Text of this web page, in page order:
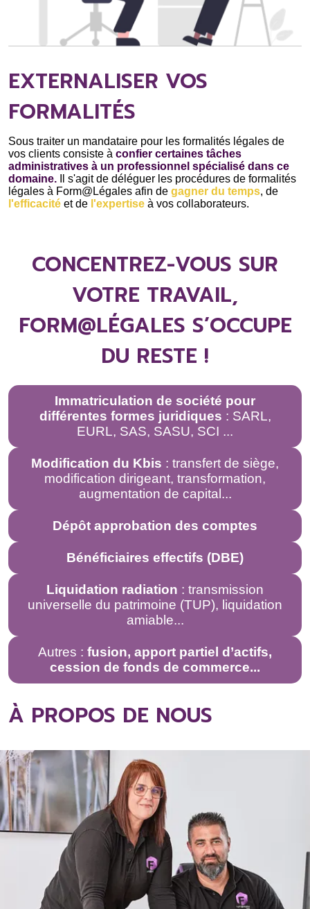
EXTERNALISER VOS
FORMALITÉS
Sous traiter un mandataire pour les formalités légales de
vos clients consiste à confier certaines tâches
administratives à un professionnel spécialisé dans ce
domaine. Il s'agit de déléguer les procédures de formalités
légales à Form@Légales afin de gagner du temps, de
l'efficacité et de l'expertise à vos collaborateurs.
CONCENTREZ-VOUS SUR
VOTRE TRAVAIL,
FORM@LÉGALES S’OCCUPE
DU RESTE !
Immatriculation de société pour
différentes formes juridiques : SARL,
EURL, SAS, SASU, SCI ...
Modification du Kbis : transfert de siège,
modification dirigeant, transformation,
augmentation de capital...
Dépôt approbation des comptes
Bénéficiaires effectifs (DBE)
Liquidation radiation : transmission
universelle du patrimoine (TUP), liquidation
amiable...
Autres : fusion, apport partiel d’actifs,
cession de fonds de commerce...
À PROPOS DE NOUS